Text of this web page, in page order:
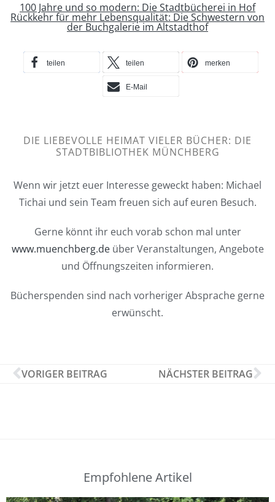
100 Jahre und so modern: Die Stadtbücherei in Hof
Rückkehr für mehr Lebensqualität: Die Schwestern von
der Buchgalerie im Altstadthof
teilen teilen merken
E-Mail
DIE LIEBEVOLLE HEIMAT VIELER BÜCHER: DIE
STADTBIBLIOTHEK MÜNCHBERG
Wenn wir jetzt euer Interesse geweckt haben: Michael
Tichai und sein Team freuen sich auf euren Besuch.
Gerne könnt ihr euch vorab schon mal unter
www.muenchberg.deüber Veranstaltungen, Angebote
und Öffnungszeiten informieren.
Bücherspenden sind nach vorheriger Absprache gerne
erwünscht.
VORIGER BEITRAG NÄCHSTER BEITRAG
Empfohlene Artikel